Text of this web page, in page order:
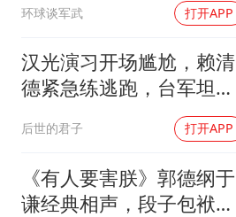
环球谈军武 打开APP
汉光演习开场尴尬，赖清
德紧急练逃跑，台军坦克
后世的君子 打开APP
《有人要害朕》郭德纲于
谦经典相声，段子包袱满